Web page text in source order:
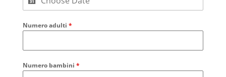
Numero adulti *
Numero bambini *